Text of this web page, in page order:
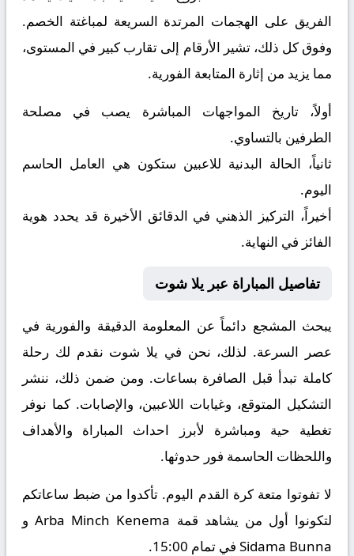
الفريق على الهجمات المرتدة السريعة لمباغتة الخصم.
وفوق كل ذلك، تشير الأرقام إلى تقارب كبير في المستوى،
مما يزيد من إثارة المتابعة الفورية.
أولاً، تاريخ المواجهات المباشرة يصب في مصلحة
الطرفين بالتساوي.
ثانياً، الحالة البدنية للاعبين ستكون هي العامل الحاسم
اليوم.
أخيراً، التركيز الذهني في الدقائق الأخيرة قد يحدد هوية
الفائز في النهاية.
تفاصيل المباراة عبر يلا شوت
يبحث المشجع دائماً عن المعلومة الدقيقة والفورية في
عصر السرعة. لذلك، نحن في يلا شوت نقدم لك رحلة
كاملة تبدأ قبل الصافرة بساعات. ومن ضمن ذلك، ننشر
التشكيل المتوقع، وغيابات اللاعبين، والإصابات. كما نوفر
تغطية حية ومباشرة لأبرز احداث المباراة والأهداف
واللحظات الحاسمة فور حدوثها.
لا تفوتوا متعة كرة القدم اليوم. تأكدوا من ضبط ساعاتكم
لتكونوا أول من يشاهد قمة Arba Minch Kenema و
Sidama Bunna في تمام 15:00.